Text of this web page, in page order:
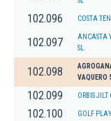
102.096 COSTA
102.097
ANCASTA
SL.
102.098
VAQUERO
102.099 ORBIS JILT
102.100 GOLF